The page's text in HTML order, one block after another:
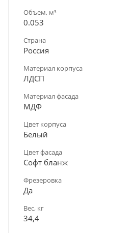
Объем, м³
0.053
Страна
Россия
Материал корпуса
ЛДСП
Материал фасада
МДФ
Цвет корпуса
Белый
Цвет фасада
Софт бланж
Фрезеровка
Да
Вес, кг
34,4